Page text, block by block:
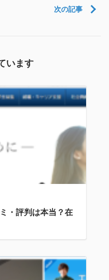
次の記事
います
・評判は本当？在